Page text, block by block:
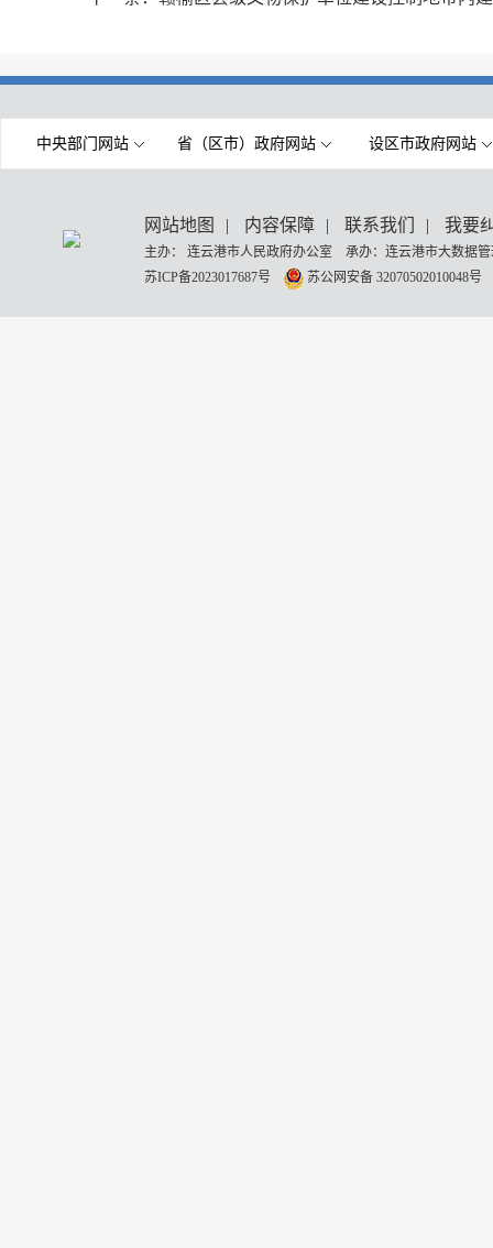
中央部门网站 省（区市）政府网站 设区市政府网站
网站地图 | 内容保障 | 联系我们 | 我要
主办： 连云港市人民政府办公室 承办：连云港市大数据
苏ICP备2023017687号
苏公网安备 32070502010048号